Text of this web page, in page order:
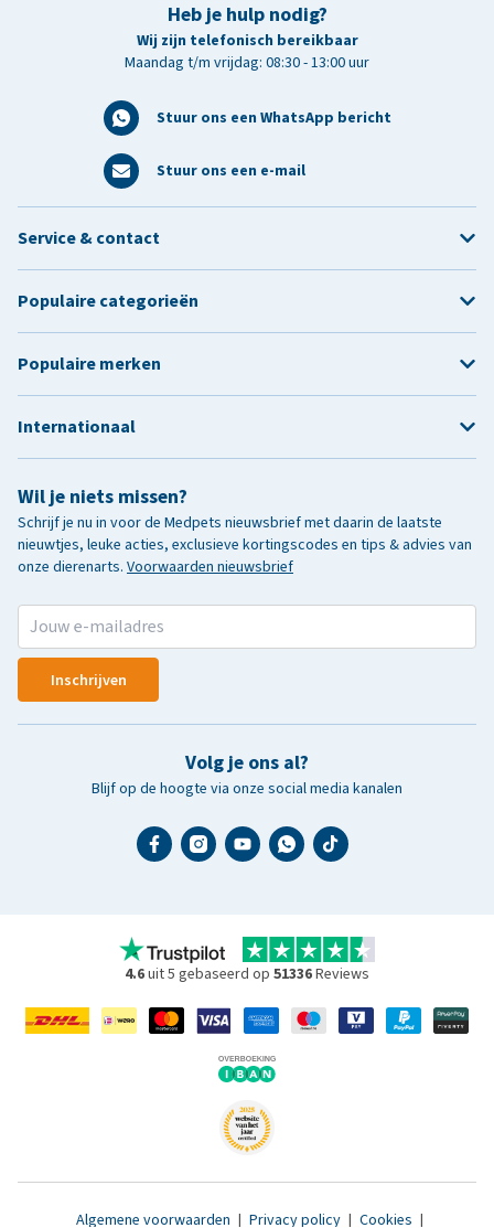
Heb je hulp nodig?
Wij zijn telefonisch bereikbaar
Maandag t/m vrijdag: 08:30 - 13:00 uur
Stuur ons een WhatsApp bericht
Stuur ons een e-mail
Wil je niets missen?
Schrijf je nu in voor de Medpets nieuwsbrief met daarin de laatste
nieuwtjes, leuke acties, exclusieve kortingscodes en tips & advies van
onze dierenarts. Voorwaarden nieuwsbrief
Inschrijven
Volg je ons al?
Blijf op de hoogte via onze social media kanalen
Service & contact
Populaire categorieën
Populaire merken
Internationaal
4.6uit 5 gebaseerd op 51336Reviews
Algemene voorwaarden | Privacy policy | Cookies |